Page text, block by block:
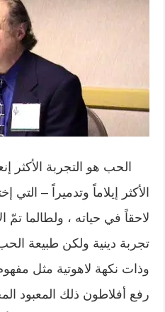
الحب هو التجربة الأكثر
الأكثر إيلاماً وتدميراً – التي
لاحقاً في حياته ، ولطالما تمّ
تجربة دينية ولكن طبيعة
وذات نكهة لاهوتية مثل
رفع أفلاطون ذلك المعبود